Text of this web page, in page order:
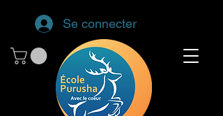
Se connecter